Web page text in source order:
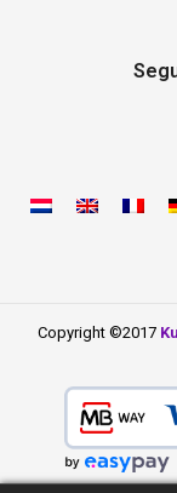
Copyright ©2017